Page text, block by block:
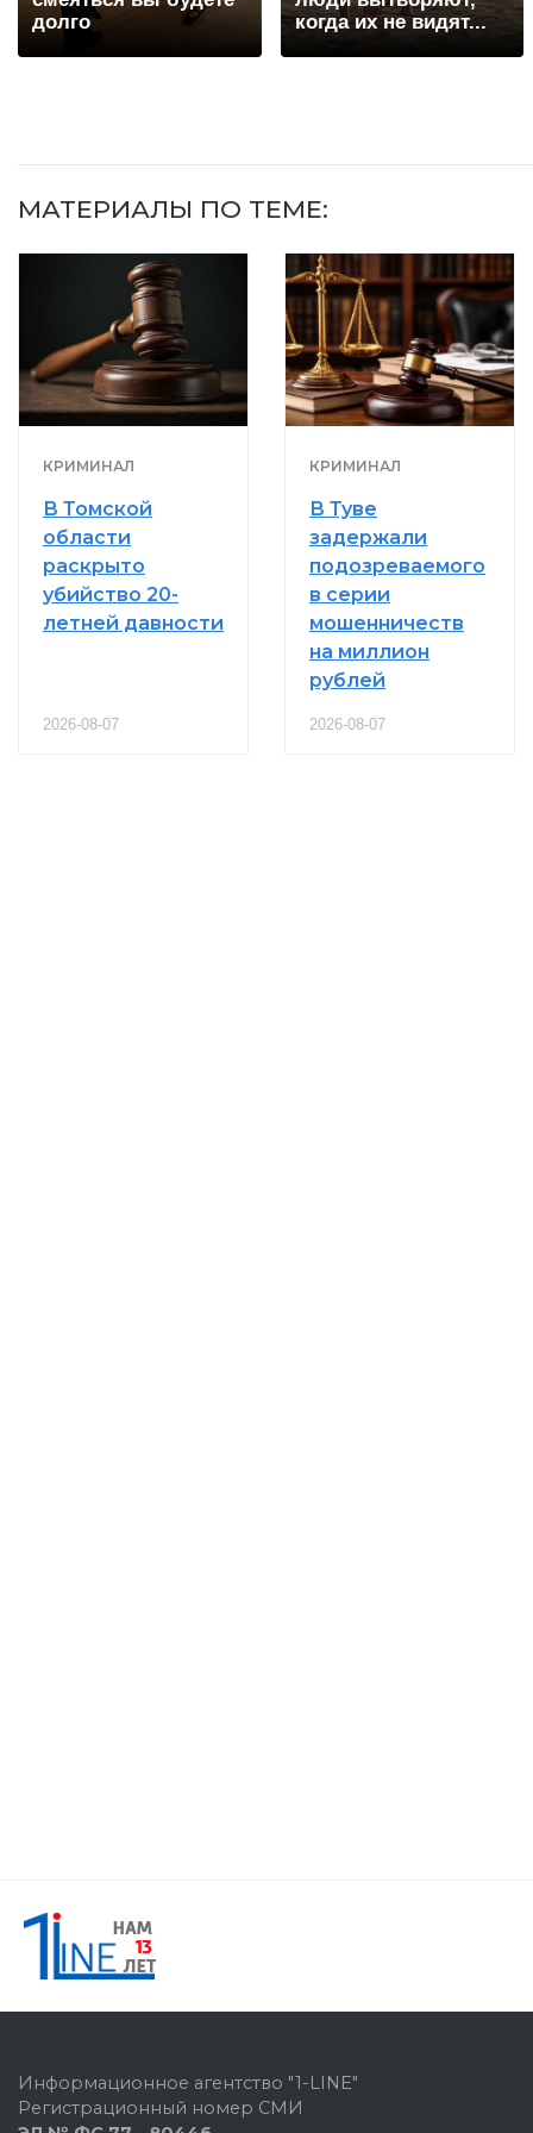
долго
когда их не видят...
МАТЕРИАЛЫ ПО ТЕМЕ:
КРИМИНАЛ
В Томской
области
раскрыто
убийство 20-
летней давности
2026-08-07
КРИМИНАЛ
В Туве
задержали
подозреваемого
в серии
мошенничеств
на миллион
рублей
2026-08-07
Информационное агентство "1-LINE"
Регистрационный номер СМИ